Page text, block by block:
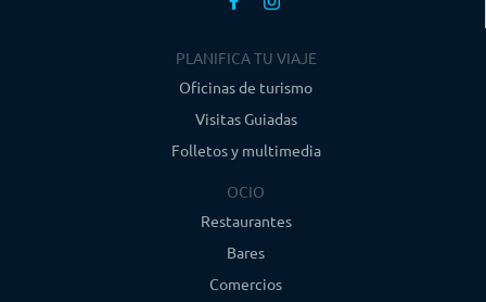
PLANIFICA TU VIAJE
Oficinas de turismo
Visitas Guiadas
Folletos y multimedia
OCIO
Restaurantes
Bares
Comercios